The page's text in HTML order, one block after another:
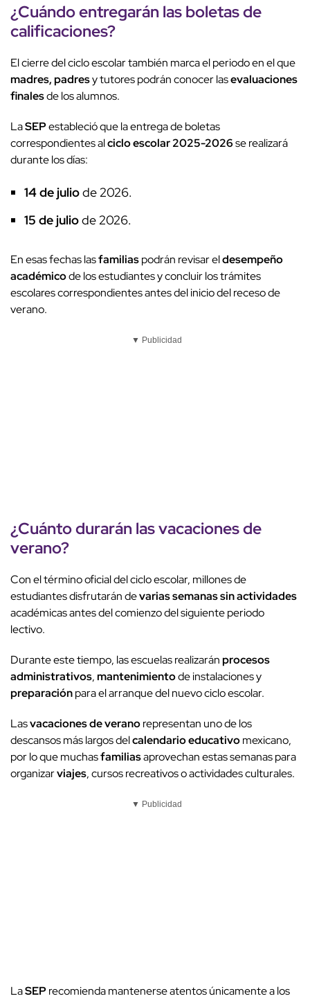
¿Cuándo entregarán las boletas de
calificaciones?
El cierre del ciclo escolar también marca el periodo en el que
madres, padresy tutores podrán conocer lasevaluaciones
finalesde los alumnos.
LaSEPestableció que la entrega de boletas
correspondientes alciclo escolar 2025-2026se realizará
durante los días:
14 de juliode 2026.
15 de juliode 2026.
En esas fechas lasfamiliaspodrán revisar eldesempeño
académicode los estudiantes y concluir los trámites
escolares correspondientes antes del inicio del receso de
verano.
▼ Publicidad
¿Cuánto durarán lasvacaciones de
verano?
Con el término oficial del ciclo escolar, millones de
estudiantes disfrutarán devarias semanassin actividades
académicas antes del comienzo del siguiente periodo
lectivo.
Durante este tiempo, las escuelas realizaránprocesos
administrativos,mantenimientode instalaciones y
preparaciónpara el arranque del nuevo ciclo escolar.
Lasvacaciones de veranorepresentan uno de los
descansos más largos delcalendario educativomexicano,
por lo que muchasfamiliasaprovechan estas semanas para
organizarviajes, cursos recreativos o actividades culturales.
▼ Publicidad
LaSEPrecomienda mantenerse atentos únicamente a los